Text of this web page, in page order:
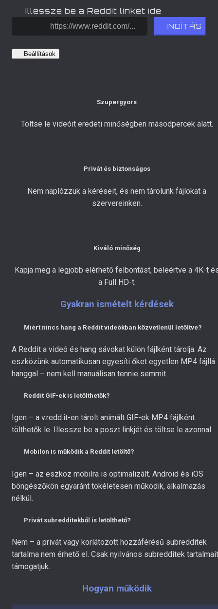
Illessze be a Reddit linket ide
INDÍTÁS
Beállítások
Szupergyors
Töltse le videóit eredeti minőségben másodpercek alatt.
Privát és biztonságos
Nem naplózzuk a kéréseit, és nem tárolunk fájlokat a
szervereinken.
Kiváló minőség
Kapja meg a legjobb elérhető felbontást, beleértve a 4K-t
a Full HD-t.
Gyakran ismételt kérdések
Miért nincs hang a Reddit videókban közvetlenül letöltve?
A Reddit a videó és hang sávokat külön fájlként tárolja. Az
eszközünk automatikusan egyesíti őket egyetlen MP4 fájllá
hanggal – nem kell manuálisan tennie semmit.
Reddit GIF-ek is letölthetők?
Igen – a v.redd.it-en tárolt animált GIF-ek MP4 fájlként
tölthetők le. Illessze be a poszt linkjét és töltse le azonnal.
Mobilon is működik a Reddit letöltő?
Igen – az eszköz mobilra is optimalizált. Android és iOS
böngészőkön egyaránt tökéletesen működik, alkalmazás
nélkül.
Privát subredditekből is letölthető?
Nem – a privát vagy korlátozott hozzáférésű subredditek
tartalma nem érhető el. Csak nyilvános subredditek tartalmait
támogatjuk.
Hogyan működik